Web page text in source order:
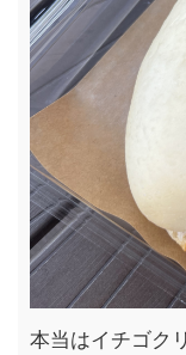
本当はイチゴク